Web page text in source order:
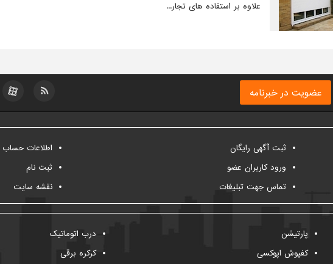
علاوه بر استفاده های تجار...
عضویت در خبرنامه
ثبت آگهی رایگان
ورود کاربران عضو
تماس جهت تبلیغات
اطلاعات
ثبت نام
نقشه سایت
پارتیشن
کفپوش اپوکسی
درب اتوماتیک
کرکره برقی